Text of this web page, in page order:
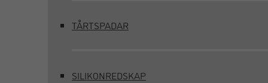
TÅRTSPADAR
SILIKONREDSKAP